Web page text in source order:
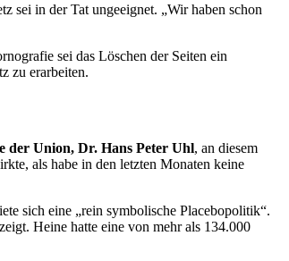
sei in der Tat ungeeignet. „Wir haben schon
sei das Löschen der Seiten ein
zu erarbeiten.
der Union, Dr. Hans Peter Uhl, an diesem
als habe in den letzten Monaten keine
sich eine „rein symbolische Placebopolitik“.
Heine hatte eine von mehr als 134.000